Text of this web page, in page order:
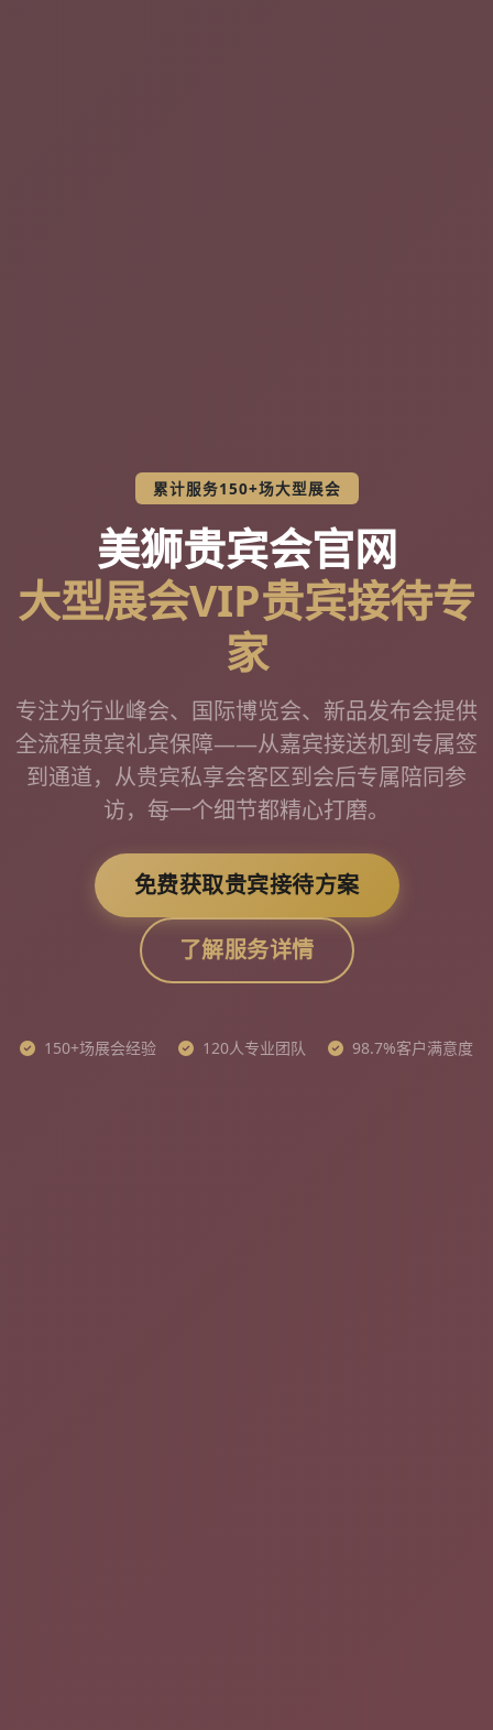
累计服务150+场大型展会
美狮贵宾会官网
大型展会VIP贵宾接待专
家
专注为行业峰会、国际博览会、新品发布会提供
全流程贵宾礼宾保障——从嘉宾接送机到专属签
到通道，从贵宾私享会客区到会后专属陪同参
访，每一个细节都精心打磨。
免费获取贵宾接待方案
了解服务详情
150+场展会经验 120人专业团队 98.7%客户满意度